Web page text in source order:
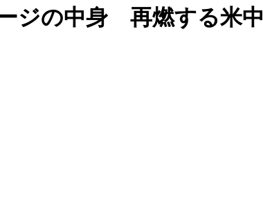
ジの中身 再燃する米中